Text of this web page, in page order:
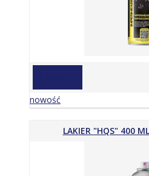
nowość
LAKIER "HQS" 400